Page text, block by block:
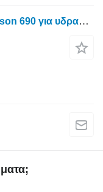
Τροχοφόρο τρακτέρ Massey Ferguson 690 για υδραυλική αντλία